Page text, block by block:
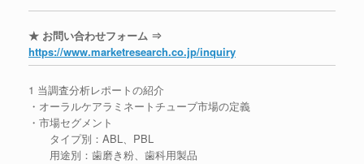
★ お問い合わせフォーム ⇒
https://www.marketresearch.co.jp/inquiry
1 当調査分析レポートの紹介
・オーラルケアラミネートチューブ市場の定義
・市場セグメント
タイプ別：ABL、PBL
用途別：歯磨き粉、歯科用製品